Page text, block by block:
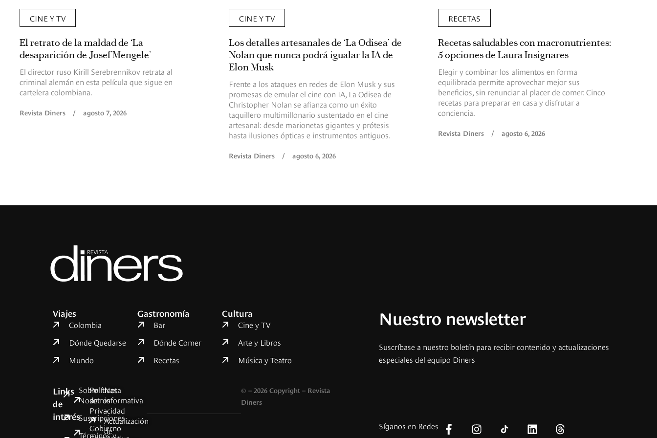
CINE Y TV
El retrato de la maldad de ‘La
desaparición de Josef Mengele’
El director ruso Kirill Serebrennikov retrata al
criminal alemán en esta película que sigue en
cartelera colombiana.
Revista Diners / agosto 7, 2026
CINE Y TV
Los detalles artesanales de ‘La Odisea’ de
Nolan que nunca podrá igualar la IA de
Elon Musk
Frente a los ataques en redes de Elon Musk y sus
promesas de emular el cine con IA, La Odisea de
Christopher Nolan se afianza como un éxito
taquillero multimillonario sustentado en el cine
artesanal: desde marionetas gigantes y prótesis
hasta ilusiones ópticas e instrumentos antiguos.
Revista Diners / agosto 6, 2026
RECETAS
Recetas saludables con macronutrientes:
5 opciones de Laura Insignares
Elegir y combinar los alimentos en forma
equilibrada permite aprovechar mejor sus
beneficios, sin renunciar al placer de comer. Cinco
recetas para preparar en casa y disfrutar a
conciencia.
Revista Diners / agosto 6, 2026
Viajes
Colombia
Dónde Quedarse
Mundo
Gastronomía
Bar
Dónde Comer
Recetas
Cultura
Cine y TV
Arte y Libros
Música y Teatro
Links
de
interés
Sobre
Nosotros
Suscripciones
Términos y
Políticas
de
Privacidad
Gobierno
Nota
informativa
–
Actualización
de
© – 2026 Copyright – Revista
Diners
Nuestro newsletter
Suscríbase a nuestro boletín para recibir contenido y actualizaciones
especiales del equipo Diners
Síganos en Redes